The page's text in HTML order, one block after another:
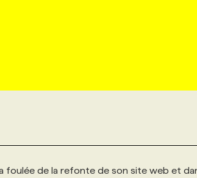
DISTINCTIONS
PERSONNALISÉES
foulée de la refonte de son site web et